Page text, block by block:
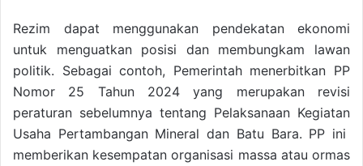
Rezim dapat menggunakan pendekatan ekonomi
untuk menguatkan posisi dan membungkam lawan
politik. Sebagai contoh, Pemerintah menerbitkan PP
Nomor 25 Tahun 2024 yang merupakan revisi
peraturan sebelumnya tentang Pelaksanaan Kegiatan
Usaha Pertambangan Mineral dan Batu Bara. PP ini
memberikan kesempatan organisasi massa atau ormas